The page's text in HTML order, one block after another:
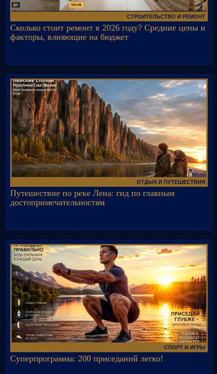
СТРОИТЕЛЬСТВО И РЕМОНТ
Сколько стоит ремонт в 2026 году? Средние цены и
факторы, влияющие на бюджет
ОТДЫХ И ПУТЕШЕСТВИЯ
Путешествие по реке Лена: гид по главным
достопримечательностям
СПОРТ И ИГРЫ
Суперпрограмма: 200 приседаний легко!